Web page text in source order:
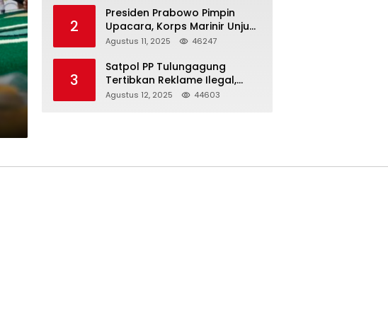
2
Presiden Prabowo Pimpin
Upacara, Korps Marinir Unjuk
Kekuatan dan Resmikan
Agustus 11, 2025 46247
3
Satpol PP Tulungagung
Tertibkan Reklame Ilegal,
Wujudkan Kota yang Rapi
Agustus 12, 2025 44603